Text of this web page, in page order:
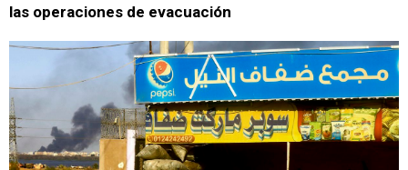
las operaciones de evacuación